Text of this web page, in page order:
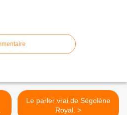
Le parler vrai de Ségolène
Royal. >